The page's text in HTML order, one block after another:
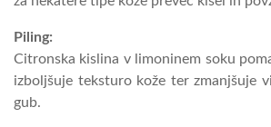
Piling:
Citronska kislina v limoninem soku
izboljšuje teksturo kože ter zmanjšuje
gub.